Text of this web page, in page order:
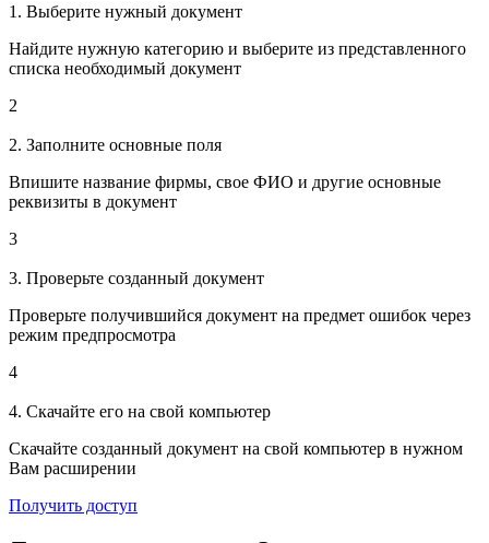
1. Выберите нужный документ
Найдите нужную категорию и выберите из представленного
списка необходимый документ
2
2. Заполните основные поля
Впишите название фирмы, свое ФИО и другие основные
реквизиты в документ
3
3. Проверьте созданный документ
Проверьте получившийся документ на предмет ошибок через
режим предпросмотра
4
4. Скачайте его на свой компьютер
Скачайте созданный документ на свой компьютер в нужном
Вам расширении
Получить доступ